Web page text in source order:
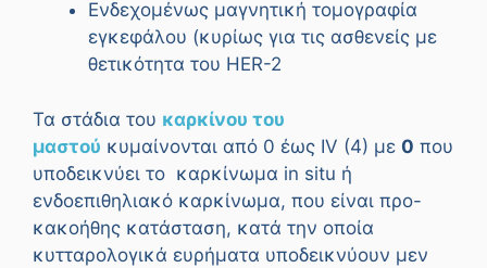
Ενδεχομένως μαγνητική τομογραφία
εγκεφάλου (κυρίως για τις ασθενείς με
θετικότητα του HER-2
Τα στάδια του καρκίνου του
μαστού κυμαίνονται από 0 έως IV (4) με 0 που
υποδεικνύει το καρκίνωμα in situ ή
ενδοεπιθηλιακό καρκίνωμα, που είναι προ-
κακοήθης κατάσταση, κατά την οποία
κυτταρολογικά ευρήματα υποδεικνύουν μεν